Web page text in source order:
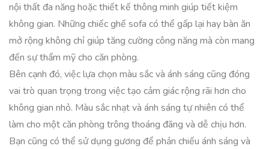
nội thất đa năng hoặc thiết kế thông minh giúp tiết kiệm
không gian. Những chiếc ghế sofa có thể gấp lại hay bàn ăn
mở rộng không chỉ giúp tăng cường công năng mà còn mang
đến sự thẩm mỹ cho căn phòng.
Bên cạnh đó, việc lựa chọn màu sắc và ánh sáng cũng đóng
vai trò quan trọng trong việc tạo cảm giác rộng rãi hơn cho
không gian nhỏ. Màu sắc nhạt và ánh sáng tự nhiên có thể
làm cho một căn phòng trông thoáng đãng và dễ chịu hơn.
Bạn cũng có thể sử dụng gương để phản chiếu ánh sáng và